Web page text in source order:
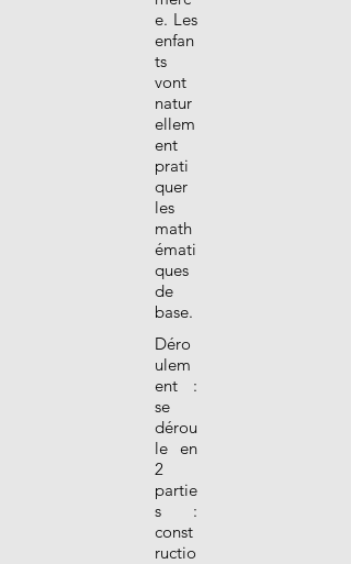
e. Les
enfan
ts
vont
natur
ellem
ent
prati
quer
les
math
émati
ques
de
base.
Déro
ulem
ent :
se
dérou
le en
2
partie
s :
const
ructio